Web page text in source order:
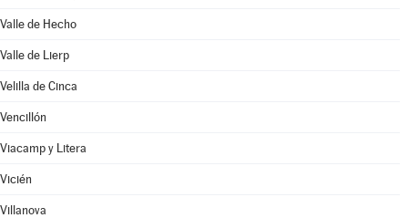
Valle de Hecho
Valle de Lierp
Velilla de Cinca
Vencillón
Viacamp y Litera
Vicién
Villanova